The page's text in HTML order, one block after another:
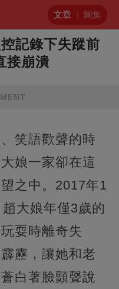
文章 圖集
記錄下失蹤前
接崩潰
笑語歡聲的時
娘一家卻在這
之中。2017年1
大娘年僅3歲的
耍時離奇失
靂，讓她和老
白著臉顫聲說